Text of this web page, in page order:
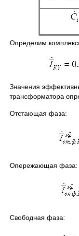
Определим
Значения
трансформатора
Отстающая фаза:
Опережающая фаза:
Свободная фаза: